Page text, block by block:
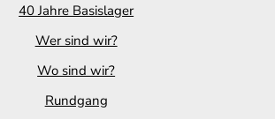
40 Jahre Basislager
Wer sind wir?
Wo sind wir?
Rundgang